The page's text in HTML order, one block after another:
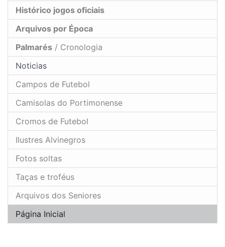
Histórico jogos oficiais
Arquivos por Época
Palmarés / Cronologia
Noticias
Campos de Futebol
Camisolas do Portimonense
Cromos de Futebol
Ilustres Alvinegros
Fotos soltas
Taças e troféus
Arquivos dos Seniores
Página Inicial